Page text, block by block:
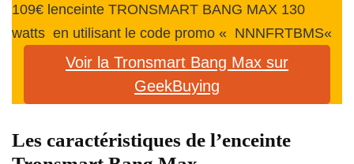
109€ lenceinte TRONSMART BANG MAX 130
watts en utilisant le code promo « NNNFRTBMS«
Voir la Tronsmart Bang Max sur
GeekBuying
Les caractéristiques de l’enceinte